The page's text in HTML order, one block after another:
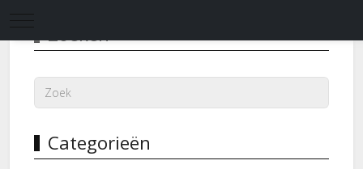
Mobile Menu Toggle
Zoeken
Categorieën